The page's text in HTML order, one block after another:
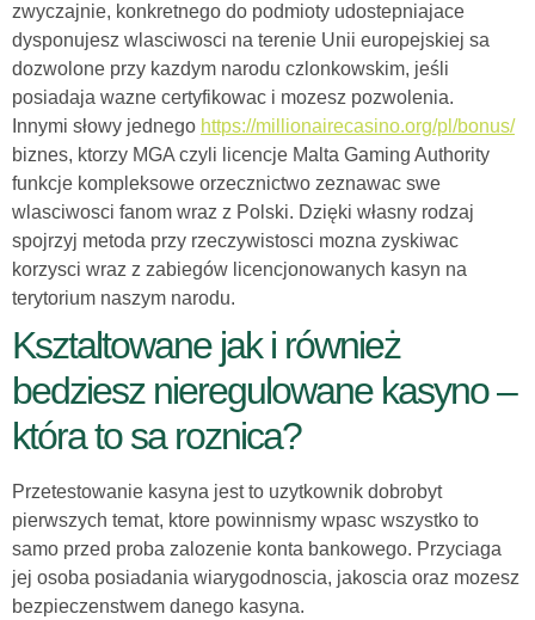
zwyczajnie, konkretnego do podmioty udostepniajace
dysponujesz wlasciwosci na terenie Unii europejskiej sa
dozwolone przy kazdym narodu czlonkowskim, jeśli
posiadaja wazne certyfikowac i mozesz pozwolenia.
Innymi słowy jednego https://millionairecasino.org/pl/bonus/
biznes, ktorzy MGA czyli licencje Malta Gaming Authority
funkcje kompleksowe orzecznictwo zeznawac swe
wlasciwosci fanom wraz z Polski. Dzięki własny rodzaj
spojrzyj metoda przy rzeczywistosci mozna zyskiwac
korzysci wraz z zabiegów licencjonowanych kasyn na
terytorium naszym narodu.
Ksztaltowane jak i również
bedziesz nieregulowane kasyno –
która to sa roznica?
Przetestowanie kasyna jest to uzytkownik dobrobyt
pierwszych temat, ktore powinnismy wpasc wszystko to
samo przed proba zalozenie konta bankowego. Przyciaga
jej osoba posiadania wiarygodnoscia, jakoscia oraz mozesz
bezpieczenstwem danego kasyna.